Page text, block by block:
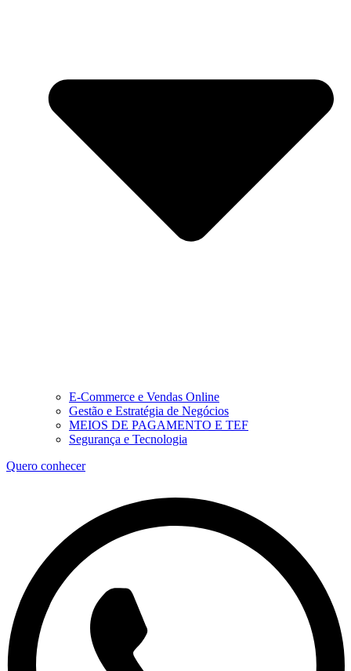
E-Commerce e Vendas Online
Gestão e Estratégia de Negócios
MEIOS DE PAGAMENTO E TEF
Segurança e Tecnologia
Quero conhecer